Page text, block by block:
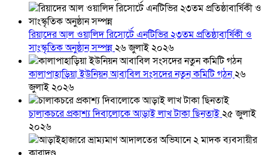
রিয়াদের আল ওয়ালিদ রিসোর্টে এনটিভির ২৩তম প্রতিষ্ঠাবার্ষিকী ও
সাংস্কৃতিক অনুষ্ঠান সম্পন্ন২৬ জুলাই ২০২৬
কালাপাহাড়িয়া ইউনিয়ন আবাবিল সংসদের নতুন কমিটি গঠন২৬
জুলাই ২০২৬
চালাকচরে প্রকাশ্য দিবালোকে আড়াই লাখ টাকা ছিনতাই২৫ জুলাই
২০২৬